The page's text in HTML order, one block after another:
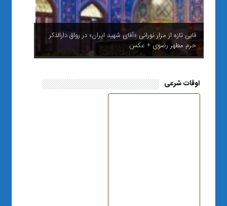
قابی تازه از مزار نورانی «آقای شهید ایران» در رواق دارالذکر
حرم مطهر رضوی + عکس
اوقات شرعی